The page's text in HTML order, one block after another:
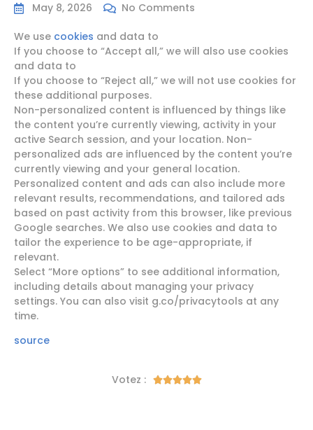
May 8, 2026 No Comments
We use cookies and data to
If you choose to “Accept all,” we will also use cookies
and data to
If you choose to “Reject all,” we will not use cookies for
these additional purposes.
Non-personalized content is influenced by things like
the content you’re currently viewing, activity in your
active Search session, and your location. Non-
personalized ads are influenced by the content you’re
currently viewing and your general location.
Personalized content and ads can also include more
relevant results, recommendations, and tailored ads
based on past activity from this browser, like previous
Google searches. We also use cookies and data to
tailor the experience to be age-appropriate, if
relevant.
Select “More options” to see additional information,
including details about managing your privacy
settings. You can also visit g.co/privacytools at any
time.
source
Votez : 